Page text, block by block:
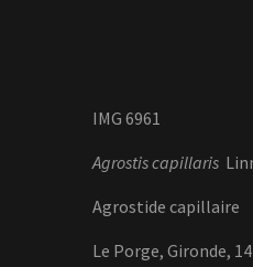
IMG 6961
Agrostis capillaris
Agrostide capillaire
Le Porge, Gironde,